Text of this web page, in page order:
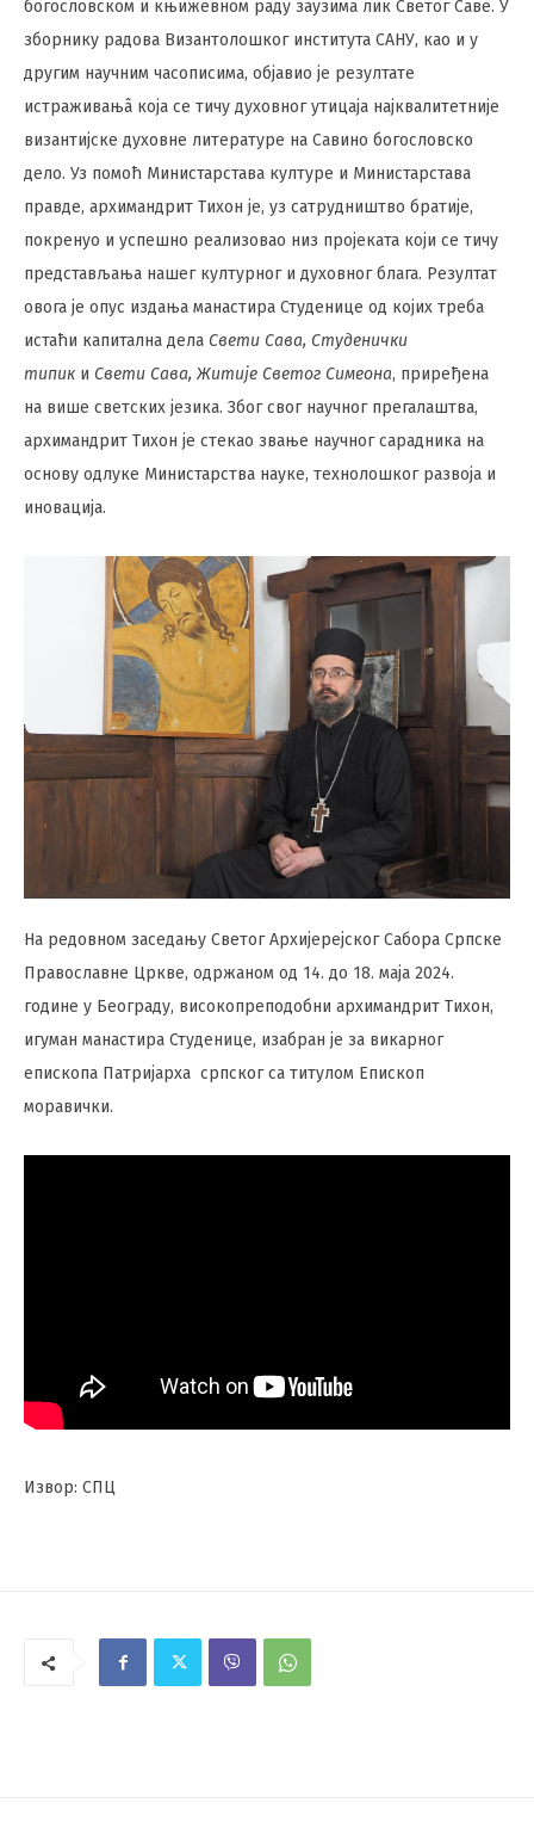
богословском и књижевном раду заузима лик Светог Саве. У
зборнику радова Византолошког института САНУ, као и у
другим научним часописима, објавио је резултате
истраживањâ која се тичу духовног утицаја најквалитетније
византијске духовне литературе на Савино богословско
дело. Уз помоћ Министарстава културе и Министарстава
правде, архимандрит Тихон је, уз сатрудништво братије,
покренуо и успешно реализовао низ пројеката који се тичу
представљања нашег културног и духовног блага. Резултат
овога је опус издања манастира Студенице од којих треба
истаћи капитална дела Свети Сава, Студенички
типик и Свети Сава, Житије Светог Симеона, приређена
на више светских језика. Због свог научног прегалаштва,
архимандрит Тихон је стекао звање научног сарадника на
основу одлуке Министарства науке, технолошког развоја и
иновација.
На редовном заседању Светог Архијерејског Сабора Српске
Православне Цркве, одржаном од 14. до 18. маја 2024.
године у Београду, високопреподобни архимандрит Тихон,
игуман манастира Студенице, изабран је за викарног
епископа Патријарха српског са титулом Епископ
моравички.
Извор: СПЦ